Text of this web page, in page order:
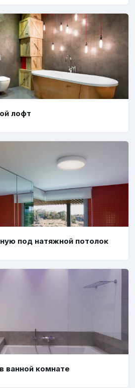
лофт
под натяжной потолок
ванной комнате